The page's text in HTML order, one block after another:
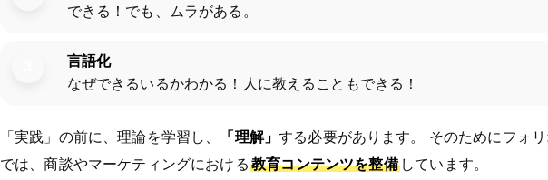
できる！でも、ムラがある。
言語化
なぜできるいるかわかる！人に教えることもできる！
「実践」の前に、理論を学習し、 「理解」する必要があります。 そのためにフォ
では、商談やマーケティングにおける 教育コンテンツを整備 しています。